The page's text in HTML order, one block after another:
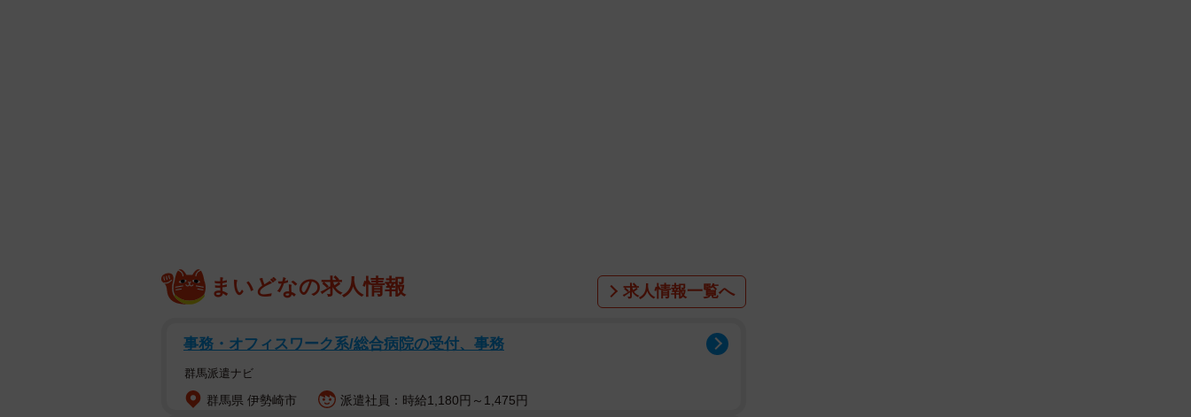
野犬のミックス犬・かりんも「否」がついたワンコでした。相応の気性難のワンコでした
が、同団体でたっぷりの愛情を受け、少しずつ幸せな生活へとつながっていきました。
抱っこ・シャンプーで、パニック噛み
かりんは当初、姉妹犬のあんずというワンコと2頭セットで引き取られました。比較的穏や
かな性格のあんずは譲渡先が間もなく決まりましたが、かりんはその気難しい性格から当初
まいどなの求人情報 求人情報一覧へ
事務・オフィスワーク系/総合病院の受付、事務
群馬派遣ナビ
群馬県 伊勢崎市 派遣社員：時給1,180円～1,475円